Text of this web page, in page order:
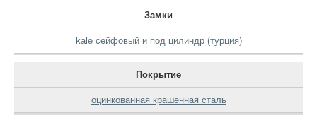
Замки
kale сейфовый и под цилиндр (турция)
Покрытие
оцинкованная крашенная сталь